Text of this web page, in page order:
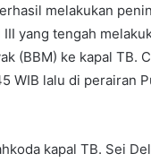
melakukan
yang tengah
(BBM) ke kapal TB.
WIB lalu di perairan
kapal TB. Sei